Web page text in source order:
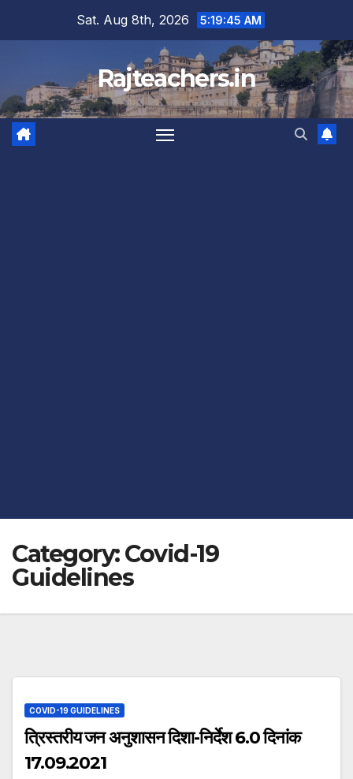
Sat. Aug 8th, 2026 5:19:45 AM
Rajteachers.in
Category:Covid-19
Guidelines
COVID-19 GUIDELINES
त्रिस्तरीय जन अनुशासन दिशा-निर्देश 6.0 दिनांक
17.09.2021